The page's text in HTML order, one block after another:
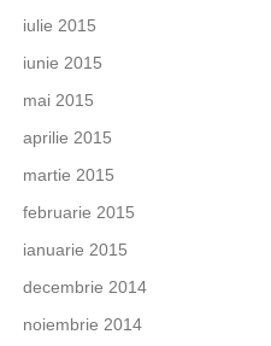
iulie 2015
iunie 2015
mai 2015
aprilie 2015
martie 2015
februarie 2015
ianuarie 2015
decembrie 2014
noiembrie 2014